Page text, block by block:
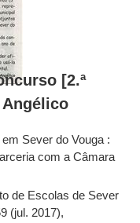
[2.ª
Sever do Vouga :
com a Câmara
de Escolas de Sever
(jul. 2017),